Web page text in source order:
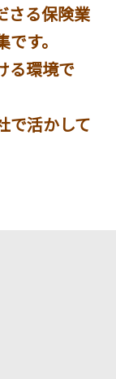
さる保険業
す。
る環境で
で活かして